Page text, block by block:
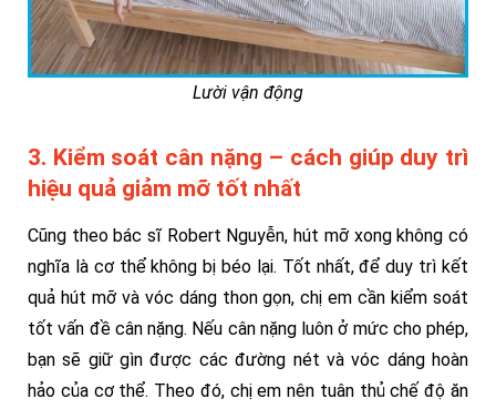
Lười vận động
3. Kiểm soát cân nặng – cách giúp duy trì
hiệu quả giảm mỡ tốt nhất
Cũng theo bác sĩ Robert Nguyễn, hút mỡ xong không có
nghĩa là cơ thể không bị béo lại. Tốt nhất, để duy trì kết
quả hút mỡ và vóc dáng thon gọn, chị em cần kiểm soát
tốt vấn đề cân nặng. Nếu cân nặng luôn ở mức cho phép,
bạn sẽ giữ gìn được các đường nét và vóc dáng hoàn
hảo của cơ thể. Theo đó, chị em nên tuân thủ chế độ ăn